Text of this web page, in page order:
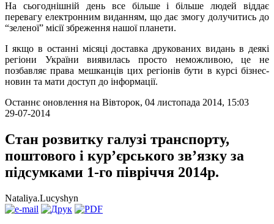
На сьогоднішній день все більше і більше людей віддає
перевагу електронним виданням, що дає змогу долучитись до
“зеленої” місії збреження нашої планети.
І якщо в останні місяці доставка друкованих видань в деякі
регіони України виявилась просто неможливою, це не
позбавляє права мешканців цих регіонів бути в курсі бізнес-
новин та мати доступ до інформації.
Останнє оновлення на Вівторок, 04 листопада 2014, 15:03
29-07-2014
Стан розвитку галузі транспорту,
поштового і кур’єрського зв’язку за
підсумками 1-го півріччя 2014р.
Nataliya.Lucyshyn